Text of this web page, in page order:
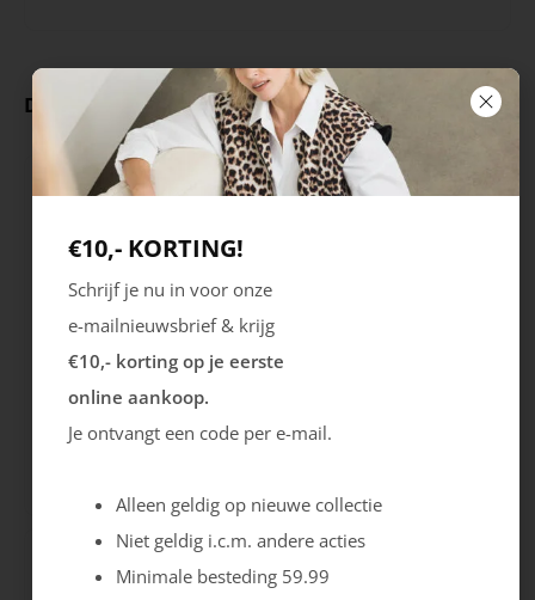
Deze producten ga je leuk vinden
City Stride
149.99
€10,- KORTING!
Schrijf je nu in voor onze
e-mailnieuwsbrief & krijg
€10,- korting op je eerste
online aankoop.
Je ontvangt een code per e-mail.
Alleen geldig op nieuwe collectie
Niet geldig i.c.m. andere acties
Minimale besteding 59.99